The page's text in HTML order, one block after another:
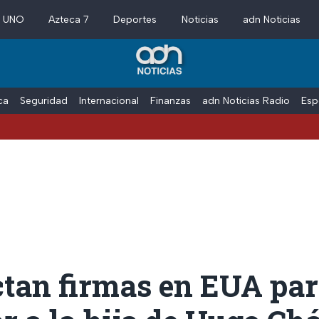
Azteca 7 Deportes Noticias adn Noticias
Seguridad Internacional Finanzas adn Noticias Radio
firmas en EUA